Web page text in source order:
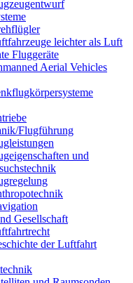
leichter als Luft
Fluggeräte
Aerial Vehicles
Flugführung
und
Gesellschaft
der Luftfahrt